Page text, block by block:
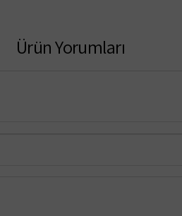
Ürün Yorumları